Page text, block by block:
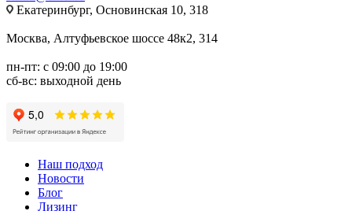
Екатеринбург, Основинская 10, 318
Москва, Алтуфьевское шоссе 48к2, 314
пн-пт: с 09:00 до 19:00
сб-вс: выходной день
Наш подход
Новости
Блог
Лизинг